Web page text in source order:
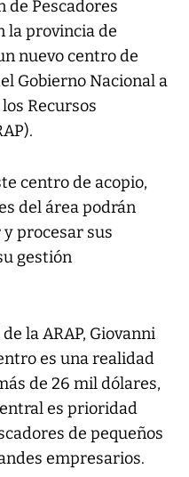
de Pescadores
la provincia de
nuevo centro de
Gobierno Nacional a
Recursos
centro de acopio,
del área podrán
procesar sus
gestión
la ARAP, Giovanni
es una realidad
de 26 mil dólares,
es prioridad
de pequeños
empresarios.